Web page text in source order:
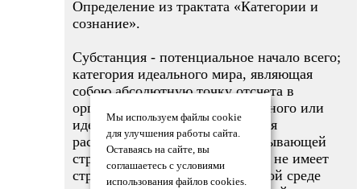
Определение из трактата «Категории и
сознание».
Субстанция - потенциальное начало всего;
категория идеального мира, являющая
собою абсолютную точку отсчета в
организации любого материального или
идеального объекта. Субстанция
располагает единичной исчерпывающей
структурной информацией, т.е. не имеет
структуры. В субстанциональной среде
Мы используем файлы cookie
для улучшения работы сайта.
Оставаясь на сайте, вы
соглашаетесь с условиями
использования файлов cookies.